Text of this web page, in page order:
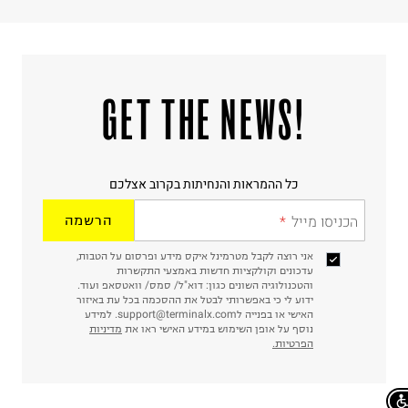
!GET THE NEWS
כל ההמראות והנחיתות בקרוב אצלכם
הכניסו מייל הרשמה
אני רוצה לקבל מטרמינל איקס מידע ופרסום על הטבות,
עדכונים וקולקציות חדשות באמצעי התקשרות
והטכנולוגיה השונים כגון: דוא"ל/ סמס/ וואטסאפ ועוד.
ידוע לי כי באפשרותי לבטל את ההסכמה בכל עת באיזור
האישי או בפנייה לsupport@terminalx.com. למידע
נוסף על אופן השימוש במידע האישי ראו את מדיניות
הפרטיות.